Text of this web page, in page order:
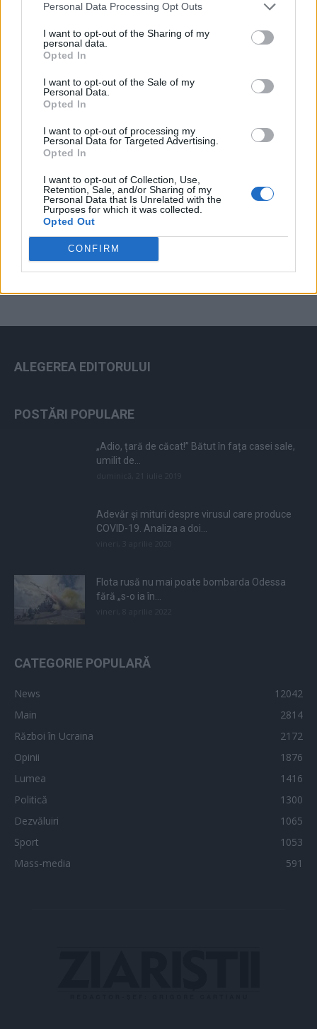
Personal Data Processing Opt Outs
I want to opt-out of the Sharing of my
personal data.
Opted In
I want to opt-out of the Sale of my
Personal Data.
Opted In
I want to opt-out of processing my
Personal Data for Targeted Advertising.
Opted In
I want to opt-out of Collection, Use,
Retention, Sale, and/or Sharing of my
Personal Data that Is Unrelated with the
Purposes for which it was collected.
Opted Out
CONFIRM
Arhiva sondajelor
ad
ALEGEREA EDITORULUI
POSTĂRI POPULARE
„Adio, țară de căcat!” Bătut în fața casei sale,
umilit de...
Adevăr și mituri despre virusul care produce
COVID-19. Analiza a doi...
Flota rusă nu mai poate bombarda Odessa
fără „s-o ia în...
CATEGORIE POPULARĂ
News
12042
Main
2814
Război în Ucraina
2172
Opinii
1876
Lumea
1416
Politică
1300
Dezvăluiri
1065
Sport
1053
Mass-media
591